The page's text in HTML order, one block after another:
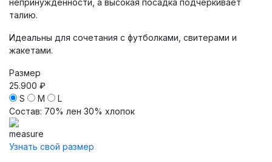
непринуждённости, а высокая посадка подчёркивает
талию.
Идеальны для сочетания с футболками, свитерами и
жакетами.
Размер
25.900 ₽
S
M
L
Состав: 70% лен 30% хлопок
Узнать свой размер